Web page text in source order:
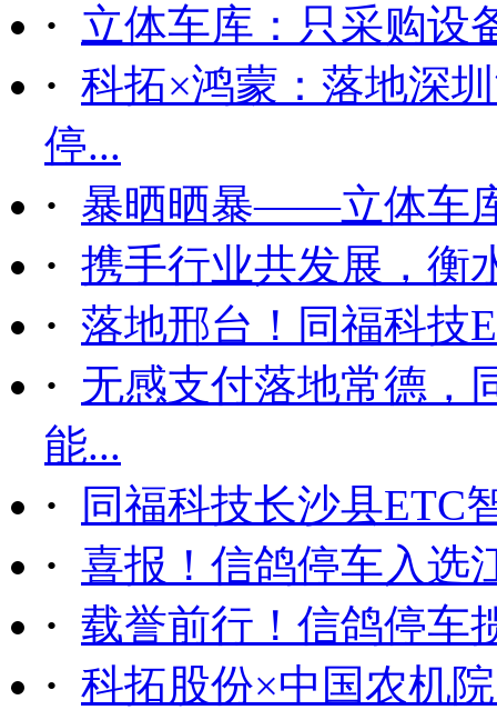
· 立体车库：只采购设
· 科拓×鸿蒙：落地深
停...
· 暴晒晒暴——立体车
· 携手行业共发展，衡
· 落地邢台！同福科技
· 无感支付落地常德，
能...
·
同福科技长沙县ETC
· 喜报！信鸽停车入选
· 载誉前行！信鸽停车
· 科拓股份×中国农机